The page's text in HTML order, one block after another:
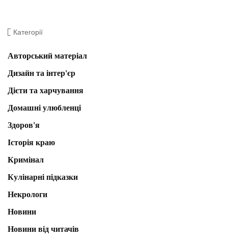
Категорії
Авторський матеріал
Дизайн та інтер'єр
Дієти та харчування
Домашні улюбленці
Здоров'я
Історія краю
Кримінал
Кулінарні підказки
Некрологи
Новини
Новини від читачів